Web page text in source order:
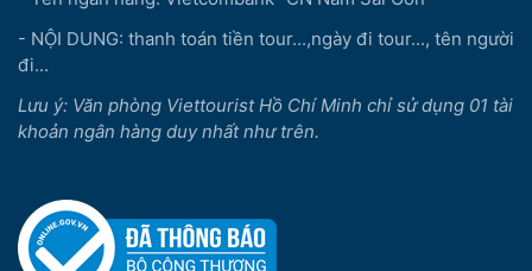
- NỘI DUNG: thanh toán tiền tour...,ngày đi tour..., tên người
đi...
Lưu ý: Văn phòng Viettourist Hồ Chí Minh chỉ sử dụng 01 tài
khoản ngân hàng duy nhất như trên.